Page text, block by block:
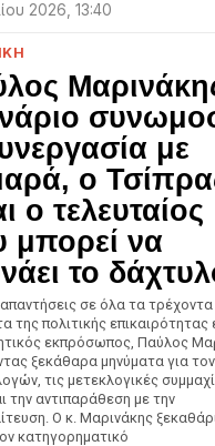
2026, 13:40
με
ο
ο τελευταίος
μπορεί να
το
σε όλα τα τρέχοντα
της πολιτικής
εκπρόσωπος, Παύλος
ξεκάθαρα μηνύματα για
τις μετεκλογικές
την αντιπαράθεση με την
Ο κ. Μαρινάκης
κατηγορηματικό